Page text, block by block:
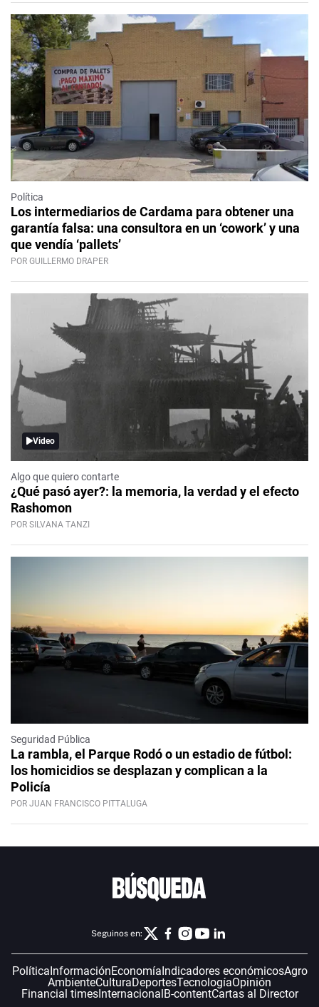
Política
Los intermediarios de Cardama para obtener una
garantía falsa: una consultora en un ‘cowork’ y una
que vendía ‘pallets’
POR GUILLERMO DRAPER
Video
Algo que quiero contarte
¿Qué pasó ayer?: la memoria, la verdad y el efecto
Rashomon
POR SILVANA TANZI
Seguridad Pública
La rambla, el Parque Rodó o un estadio de fútbol:
los homicidios se desplazan y complican a la
Policía
POR JUAN FRANCISCO PITTALUGA
Seguinos en:
Política InformaciónEconomía Indicadores económicosAgro
AmbienteCulturaDeportesTecnologíaOpinión
Financial timesInternacional B-contentCartas al Director